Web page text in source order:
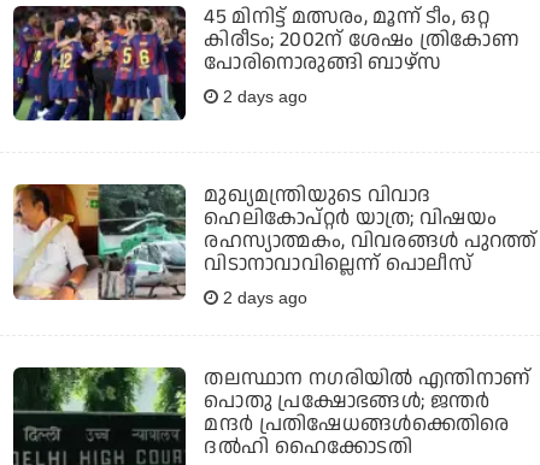
45 മിനിട്ട് മത്സരം, മൂന്ന് ടീം, ഒറ്റ
കിരീടം; 2002ന് ശേഷം ത്രികോണ
പോരിനൊരുങ്ങി ബാഴ്‌സ
2 days ago
മുഖ്യമന്ത്രിയുടെ വിവാദ
ഹെലികോപ്റ്റര്‍ യാത്ര; വിഷയം
രഹസ്യാത്മകം, വിവരങ്ങള്‍ പുറത്ത്
വിടാനാവാവില്ലെന്ന് പൊലീസ്
2 days ago
തലസ്ഥാന നഗരിയില്‍ എന്തിനാണ്
പൊതു പ്രക്ഷോഭങ്ങള്‍; ജന്തര്‍
മന്ദര്‍ പ്രതിഷേധങ്ങള്‍ക്കെതിരെ
ദല്‍ഹി ഹൈക്കോടതി